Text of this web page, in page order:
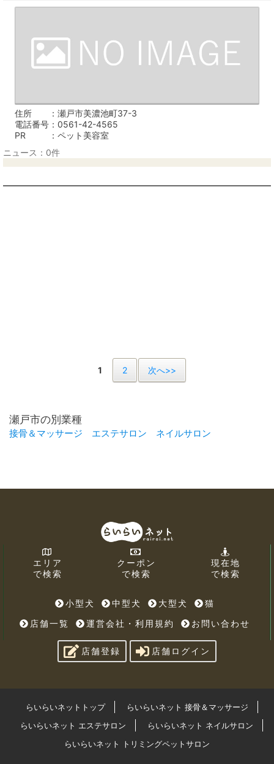
住所
瀬戸市美濃池町37-3
電話番号
0561-42-4565
PR
ペット美容室
ニュース：0件
1 2 次へ>>
瀬戸市の別業種
接骨＆マッサージ エステサロン ネイルサロン
エリア
で検索
クーポン
で検索
現在地
で検索
小型犬 中型犬 大型犬
猫
店舗一覧
運営会社・利用規約 お問い合わせ
店舗登録 店舗ログイン
らいらいネットトップ
らいらいネット 接骨＆マッサージ
らいらいネット エステサロン
らいらいネット ネイルサロン
らいらいネット トリミングペットサロン